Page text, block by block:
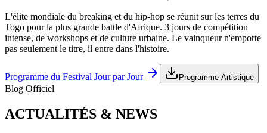
L'élite mondiale du breaking et du hip-hop se réunit sur les terres du
Togo pour la plus grande battle d'Afrique. 3 jours de compétition
intense, de workshops et de culture urbaine. Le vainqueur n'emporte
pas seulement le titre, il entre dans l'histoire.
Programme du Festival Jour par Jour Programme Artistique
Blog Officiel
ACTUALITÉS & NEWS